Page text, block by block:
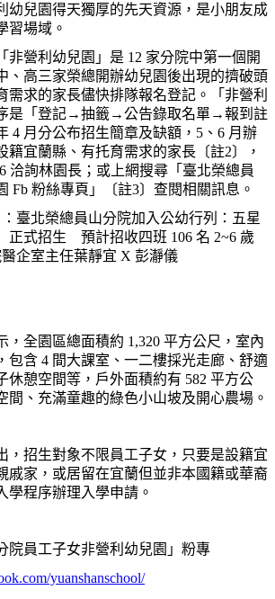
幼兒園得天獨厚的先天資源，是小朋友成
習場域。
非營利幼兒園」是 12 家分院中第一個開
、高三家榮總開辦幼兒園後出現的擠破頭
需求的家長儘快排隊報名登記。「非營利
是「登記→抽籤→公告錄取名單→報到註
4 月分公布招生簡章及缺額，5、6 月辦
籍宜蘭縣、有托育需求的家長〔註2〕，
洽詢林園長；或上網搜尋「臺北榮總員
Fb 粉絲專頁」〔註3〕查閱相關訊息。
臺北榮總員山分院加入公幼行列：五星
正式招生 預計招收四班 106 名 2~6 歲
企室主任葉靜宜 X 彭瀞儀
全園區總面積約 1,320 平方公尺，室內
包含 4 間大課室、一二樓採光走廊、舒適
休憩空間等，戶外面積約有 582 平方公
間、充滿童趣的綠色小山坡及開心農場。
招生對象不限員工子女，只要是設籍宜
戚家，或居留在宜蘭但並非本國籍或華裔
學程序辦理入學申請。
員工子女非營利幼兒園」粉專
yuanshanschool/